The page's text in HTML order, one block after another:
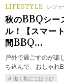
LIFESTYLE レジャ
秋のBBQシー
ル！【スマー
間BBQ…
戸外で過ごすのが楽
ち込んで、おしゃれ
働く私にごほうび